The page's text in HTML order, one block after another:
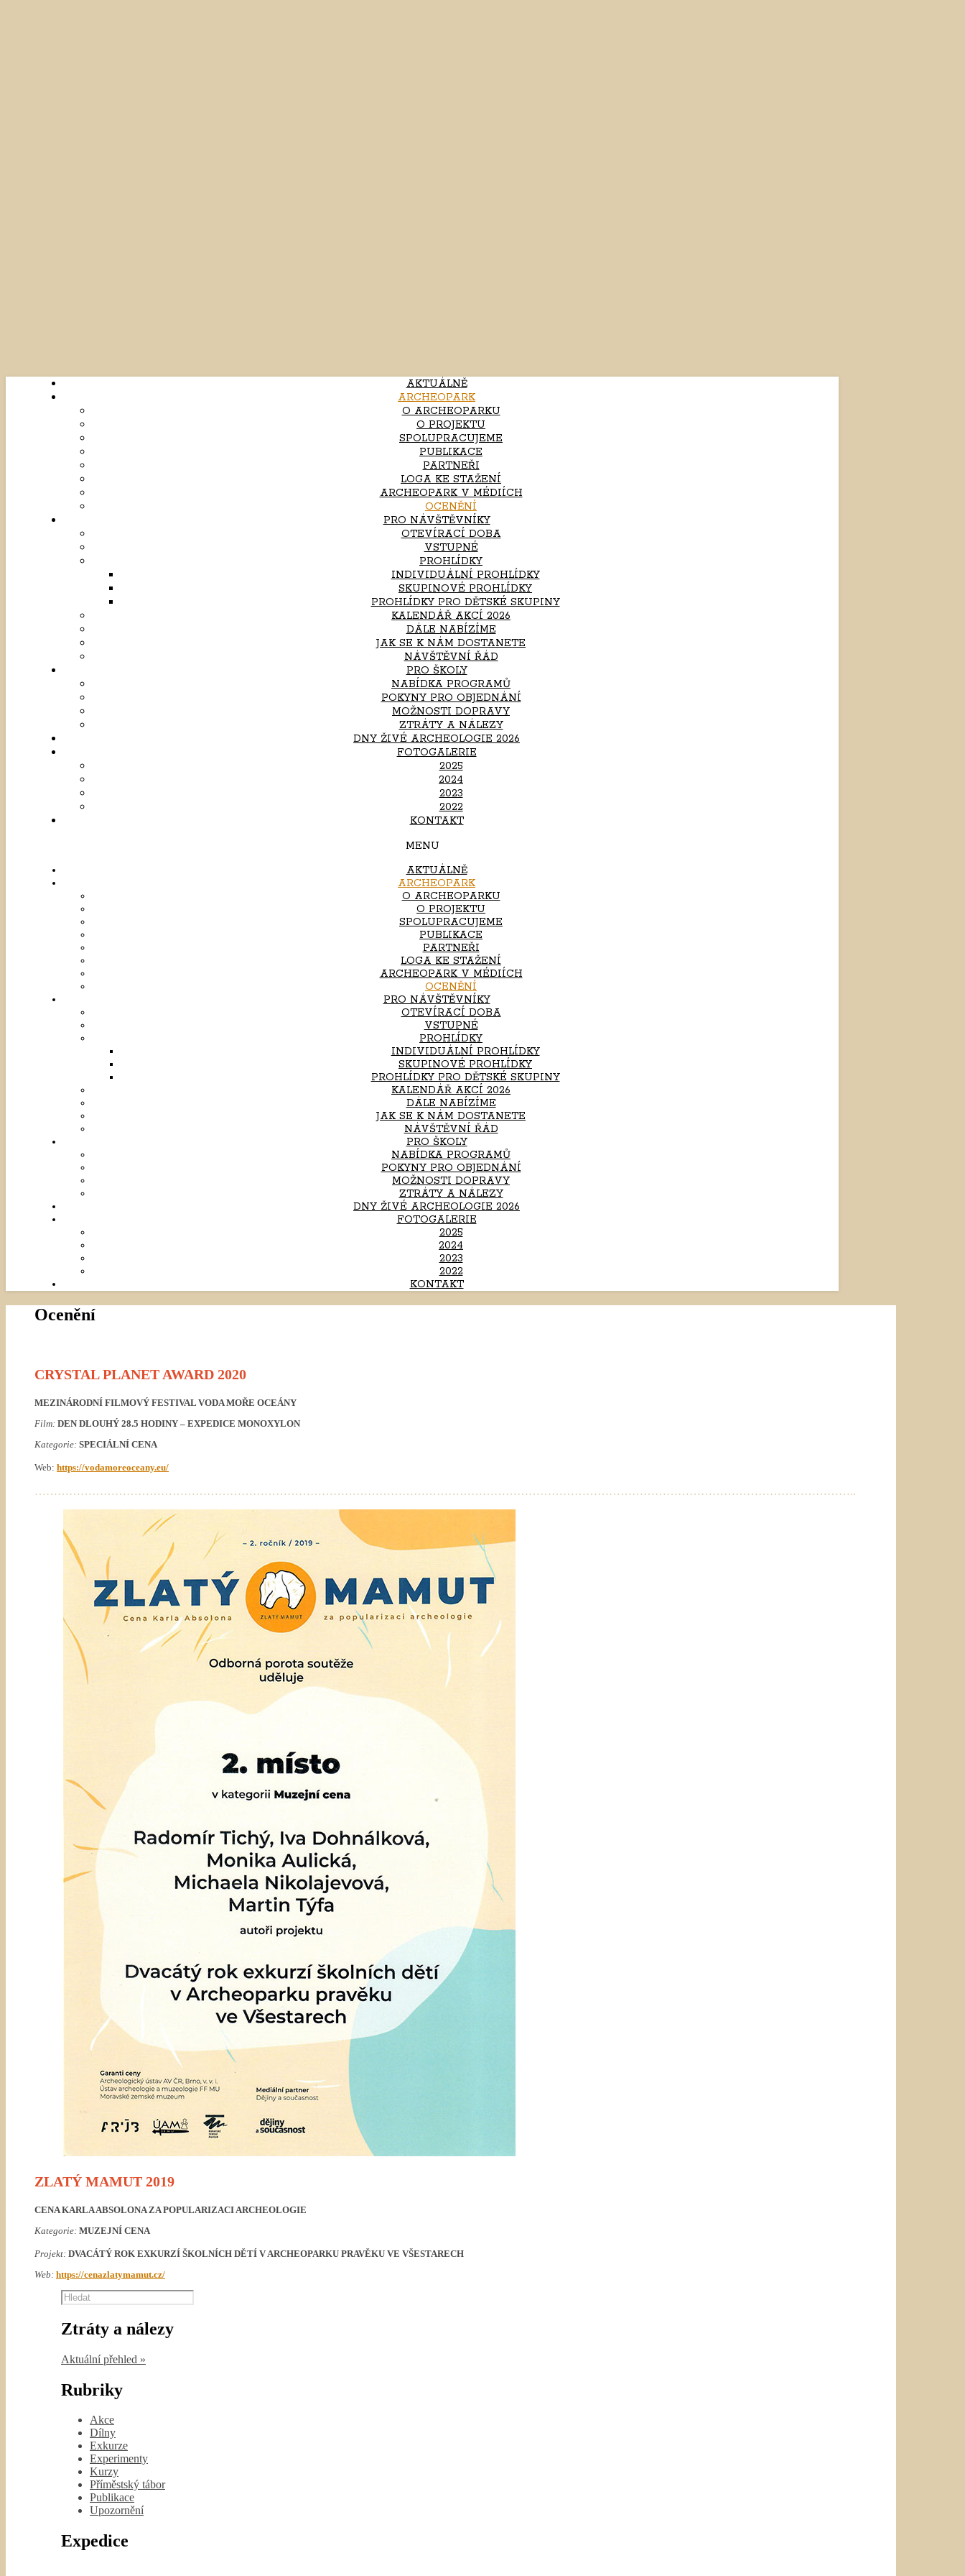
AKTUÁLNĚ
ARCHEOPARK
O ARCHEOPARKU
O PROJEKTU
SPOLUPRACUJEME
PUBLIKACE
PARTNEŘI
LOGA KE STAŽENÍ
ARCHEOPARK V MÉDIÍCH
OCENĚNÍ
PRO NÁVŠTĚVNÍKY
OTEVÍRACÍ DOBA
VSTUPNÉ
PROHLÍDKY
INDIVIDUÁLNÍ PROHLÍDKY
SKUPINOVÉ PROHLÍDKY
PROHLÍDKY PRO DĚTSKÉ SKUPINY
KALENDÁŘ AKCÍ 2026
DÁLE NABÍZÍME
JAK SE K NÁM DOSTANETE
NÁVŠTĚVNÍ ŘÁD
PRO ŠKOLY
NABÍDKA PROGRAMŮ
POKYNY PRO OBJEDNÁNÍ
MOŽNOSTI DOPRAVY
ZTRÁTY A NÁLEZY
DNY ŽIVÉ ARCHEOLOGIE 2026
FOTOGALERIE
2025
2024
2023
2022
KONTAKT
MENU
AKTUÁLNĚ
ARCHEOPARK
O ARCHEOPARKU
O PROJEKTU
SPOLUPRACUJEME
PUBLIKACE
PARTNEŘI
LOGA KE STAŽENÍ
ARCHEOPARK V MÉDIÍCH
OCENĚNÍ
PRO NÁVŠTĚVNÍKY
OTEVÍRACÍ DOBA
VSTUPNÉ
PROHLÍDKY
INDIVIDUÁLNÍ PROHLÍDKY
SKUPINOVÉ PROHLÍDKY
PROHLÍDKY PRO DĚTSKÉ SKUPINY
KALENDÁŘ AKCÍ 2026
DÁLE NABÍZÍME
JAK SE K NÁM DOSTANETE
NÁVŠTĚVNÍ ŘÁD
PRO ŠKOLY
NABÍDKA PROGRAMŮ
POKYNY PRO OBJEDNÁNÍ
MOŽNOSTI DOPRAVY
ZTRÁTY A NÁLEZY
DNY ŽIVÉ ARCHEOLOGIE 2026
FOTOGALERIE
2025
2024
2023
2022
KONTAKT
Ocenění
CRYSTAL PLANET AWARD 2020
MEZINÁRODNÍ FILMOVÝ FESTIVAL VODA MOŘE OCEÁNY
Film: DEN DLOUHÝ 28.5 HODINY – EXPEDICE MONOXYLON
Kategorie: SPECIÁLNÍ CENA
Web: https://vodamoreoceany.eu/
……………………………………………………………………………………………………………………………………………………………………………………………..
ZLATÝ MAMUT 2019
CENA KARLA ABSOLONA ZA POPULARIZACI ARCHEOLOGIE
Kategorie: MUZEJNÍ CENA
Projekt: DVACÁTÝ ROK EXKURZÍ ŠKOLNÍCH DĚTÍ V ARCHEOPARKU PRAVĚKU VE VŠESTARECH
Web: https://cenazlatymamut.cz/
Hledat
Ztráty a nálezy
Aktuální přehled »
Rubriky
Akce
Dílny
Exkurze
Experimenty
Kurzy
Příměstský tábor
Publikace
Upozornění
Expedice